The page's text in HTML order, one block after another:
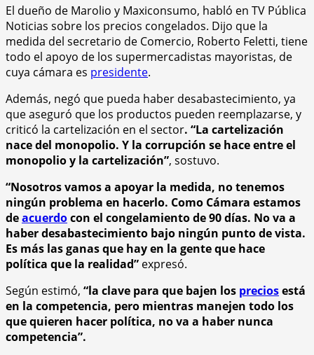
El dueño de Marolio y Maxiconsumo, habló en TV Pública
Noticias sobre los precios congelados. Dijo que la
medida del secretario de Comercio, Roberto Feletti, tiene
todo el apoyo de los supermercadistas mayoristas, de
cuya cámara es presidente.
Además, negó que pueda haber desabastecimiento, ya
que aseguró que los productos pueden reemplazarse, y
criticó la cartelización en el sector. “La cartelización
nace del monopolio. Y la corrupción se hace entre el
monopolio y la cartelización”, sostuvo.
“Nosotros vamos a apoyar la medida, no tenemos
ningún problema en hacerlo. Como Cámara estamos
deacuerdocon el congelamiento de 90 días. No va a
haber desabastecimiento bajo ningún punto de vista.
Es más las ganas que hay en la gente que hace
política que la realidad” expresó.
Según estimó, “la clave para que bajen los preciosestá
en la competencia, pero mientras manejen todo los
que quieren hacer política, no va a haber nunca
competencia”.